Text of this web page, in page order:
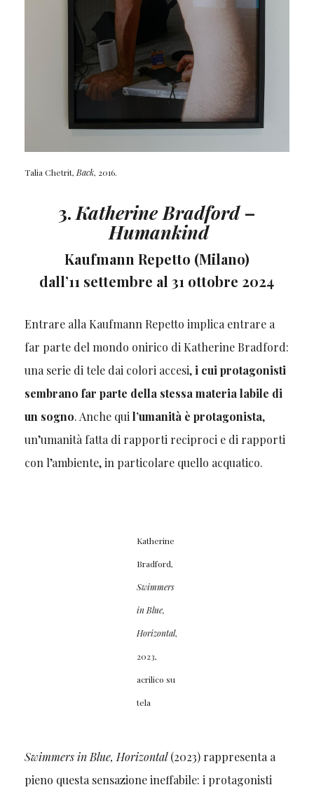
Talia Chetrit, Back, 2016.
3.Katherine Bradford –
Humankind
Kaufmann Repetto (Milano)
dall’11 settembre al 31 ottobre 2024
Entrare alla Kaufmann Repetto implica entrare a
far parte del mondo onirico di Katherine Bradford:
una serie di tele dai colori accesi,i cui protagonisti
sembrano far parte della stessa materia labile di
un sogno. Anche quil’umanità è protagonista,
un’umanità fatta di rapporti reciproci e di rapporti
con l’ambiente, in particolare quello acquatico.
Katherine
Bradford,
Swimmers
in Blue,
Horizontal,
2023,
acrilico su
tela
Swimmers in Blue, Horizontal(2023) rappresenta a
pieno questa sensazione ineffabile: i protagonisti